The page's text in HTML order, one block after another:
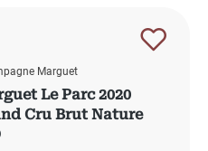
Marguet
Le Parc 2020
Cru Brut Nature